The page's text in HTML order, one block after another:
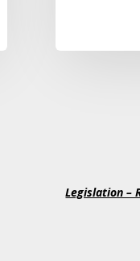
Legislation –